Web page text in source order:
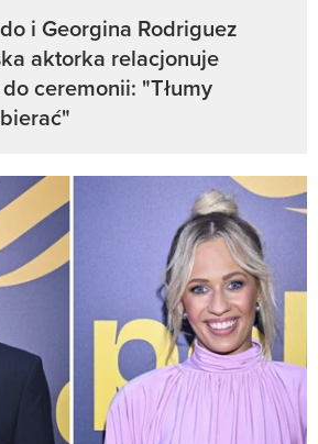
i Georgina Rodriguez
aktorka relacjonuje
ceremonii: "Tłumy